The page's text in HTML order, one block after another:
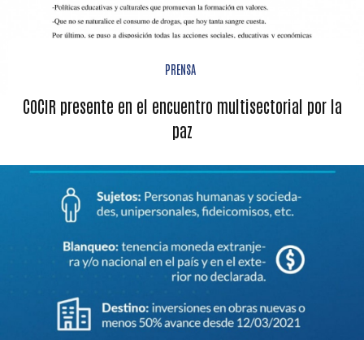
PRENSA
COCIR presente en el encuentro multisectorial por la
paz